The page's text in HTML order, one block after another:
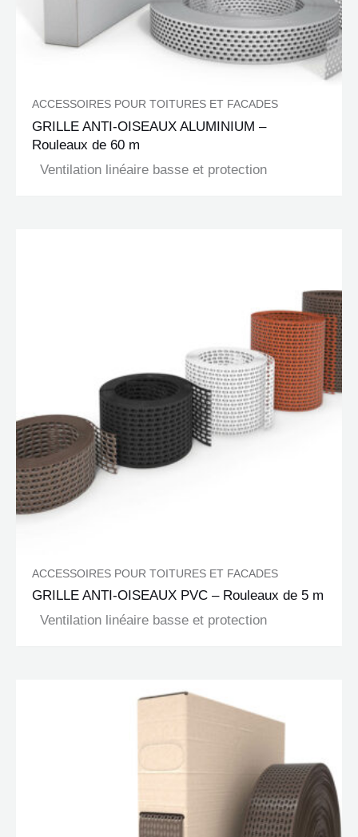
ACCESSOIRES POUR TOITURES ET FACADES
GRILLE ANTI-OISEAUX ALUMINIUM –
Rouleaux de 60 m
Ventilation linéaire basse et protection
ACCESSOIRES POUR TOITURES ET FACADES
GRILLE ANTI-OISEAUX PVC – Rouleaux de 5 m
Ventilation linéaire basse et protection